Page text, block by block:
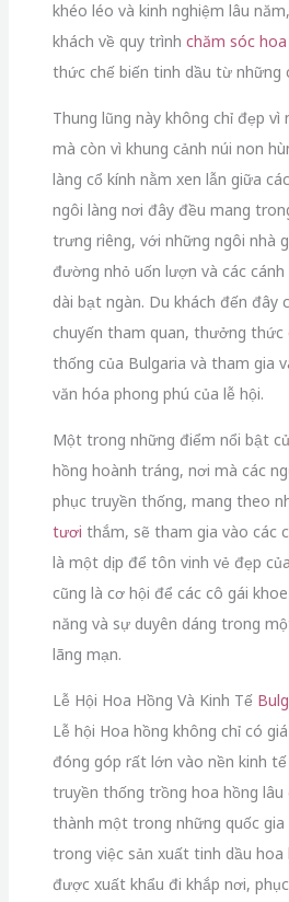
khéo léo và kinh nghiệm lâu
khách về quy trình chăm sóc hoa
thức chế biến tinh dầu từ những
Thung lũng này không chỉ đẹp vì
mà còn vì khung cảnh núi non
làng cổ kính nằm xen lẫn giữa các
ngôi làng nơi đây đều mang
trưng riêng, với những ngôi nhà
đường nhỏ uốn lượn và các
dài bạt ngàn. Du khách đến đây
chuyến tham quan, thưởng thức
thống của Bulgaria và tham gia
văn hóa phong phú của lễ hội.
Một trong những điểm nổi bật
hồng hoành tráng, nơi mà các
phục truyền thống, mang theo
tươi thắm, sẽ tham gia vào các
là một dịp để tôn vinh vẻ đẹp
cũng là cơ hội để các cô gái
năng và sự duyên dáng trong
lãng mạn.
Lễ Hội Hoa Hồng Và Kinh Tế
Lễ hội Hoa hồng không chỉ có
đóng góp rất lớn vào nền kinh tế
truyền thống trồng hoa hồng
thành một trong những quốc
trong việc sản xuất tinh dầu hoa
được xuất khẩu đi khắp nơi,